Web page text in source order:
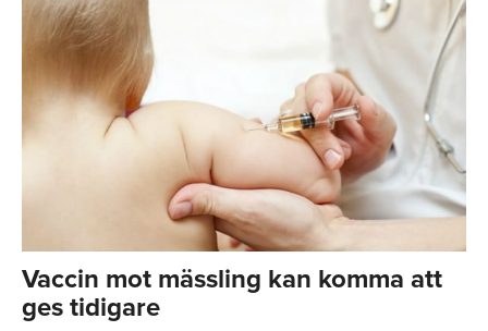
Vaccin mot mässling kan komma att
ges tidigare